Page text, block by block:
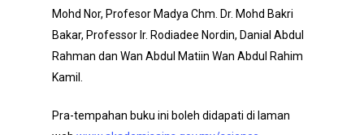
Mohd Nor, Profesor Madya Chm. Dr. Mohd Bakri
Bakar, Professor Ir. Rodiadee Nordin, Danial Abdul
Rahman dan Wan Abdul Matiin Wan Abdul Rahim
Kamil.
Pra-tempahan buku ini boleh didapati di laman